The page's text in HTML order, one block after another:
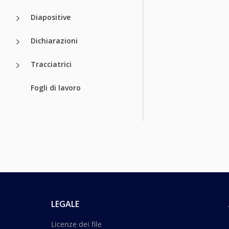
Diapositive
Dichiarazioni
Tracciatrici
Fogli di lavoro
LEGALE
Licenze dei file